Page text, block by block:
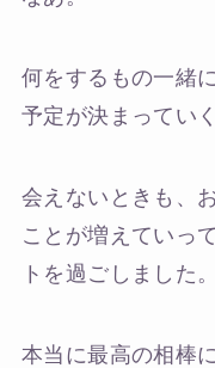
何をするもの一緒
予定が決まってい
会えないときも、
ことが増えていっ
トを過ごしました。
本当に最高の相棒